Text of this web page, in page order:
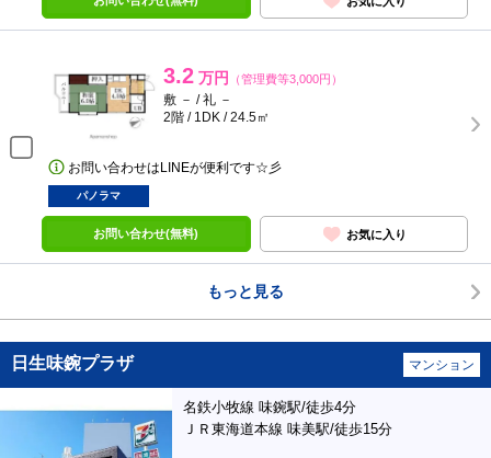
3.2 万円 （管理費等3,000円）
敷 － / 礼 －
2階 / 1DK / 24.5㎡
お問い合わせはLINEが便利です☆彡
パノラマ
お問い合わせ(無料) お気に入り
もっと見る
日生味鋺プラザ マンション
名鉄小牧線 味鋺駅/徒歩4分
ＪＲ東海道本線 味美駅/徒歩15分